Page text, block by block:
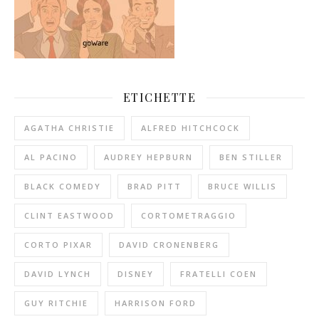
ETICHETTE
AGATHA CHRISTIE ALFRED HITCHCOCK
AL PACINO AUDREY HEPBURN BEN STILLER
BLACK COMEDY BRAD PITT BRUCE WILLIS
CLINT EASTWOOD CORTOMETRAGGIO
CORTO PIXAR DAVID CRONENBERG
DAVID LYNCH DISNEY FRATELLI COEN
GUY RITCHIE HARRISON FORD